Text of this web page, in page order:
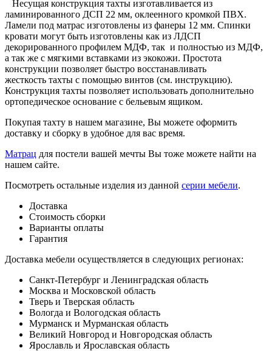
Несущая конструкция тахты изготавливается из
ламинированного ДСП 22 мм, оклеенного кромкой ПВХ.
Ламели под матрас изготовлены из фанеры 12 мм. Спинки
кровати могут быть изготовлены как из ЛДСП
декорированного профилем МДФ, так и полностью из МДФ,
а так же с мягкими вставками из экокожи. Простота
конструкции позволяет быстро восстанавливать
жесткость тахты с помощью винтов (см. инструкцию).
Конструкция тахты позволяет использовать дополнительно
ортопедическое основание с бельевым ящиком.
Покупая тахту в нашем магазине, Вы можете оформить
доставку и сборку в удобное для вас время.
Матрац для постели вашей мечты Вы тоже можете найти на
нашем сайте.
Посмотреть остальные изделия из данной серии мебели.
Доставка
Стоимость сборки
Варианты оплаты
Гарантия
Доставка мебели осуществляется в следующих регионах:
Санкт-Петербург и Ленинградская область
Москва и Московской область
Тверь и Тверская область
Вологда и Вологодская область
Мурманск и Мурманская область
Великий Новгород и Новгородская область
Ярославль и Ярославская область